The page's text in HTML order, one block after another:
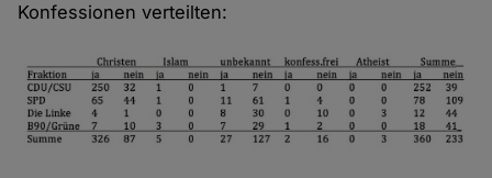
Konfessionen verteilten: